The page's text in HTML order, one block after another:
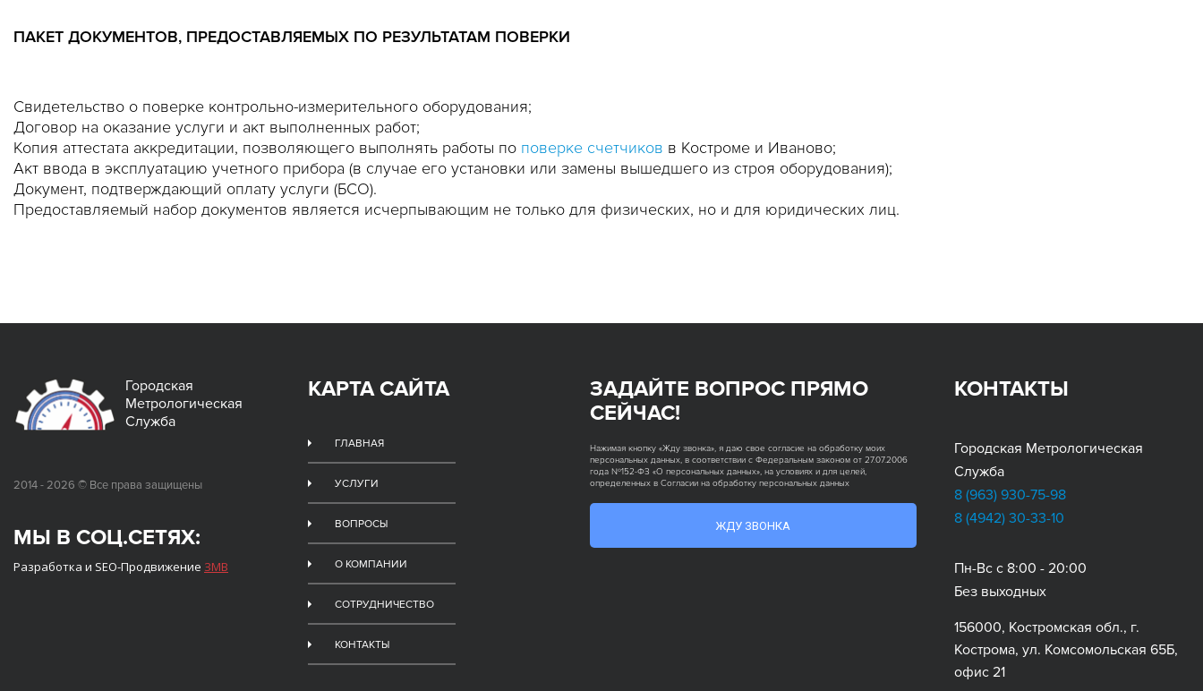
ПАКЕТ ДОКУМЕНТОВ, ПРЕДОСТАВЛЯЕМЫХ ПО РЕЗУЛЬТАТАМ ПОВЕРКИ
Свидетельство о поверке контрольно-измерительного оборудования;
Договор на оказание услуги и акт выполненных работ;
Копия аттестата аккредитации, позволяющего выполнять работы по поверке счетчиков в Костроме и Иваново;
Акт ввода в эксплуатацию учетного прибора (в случае его установки или замены вышедшего из строя оборудования);
Документ, подтверждающий оплату услуги (БСО).
Предоставляемый набор документов является исчерпывающим не только для физических, но и для юридических лиц.
Городская
Метрологическая
Служба
2014 - 2026 © Все права защищены
МЫ В СОЦ.СЕТЯХ:
Разработка и SEO-Продвижение ЗМВ
КАРТА САЙТА
ГЛАВНАЯ
УСЛУГИ
ВОПРОСЫ
О КОМПАНИИ
СОТРУДНИЧЕСТВО
КОНТАКТЫ
ЗАДАЙТЕ ВОПРОС ПРЯМО
СЕЙЧАС!
Нажимая кнопку «Жду звонка», я даю свое согласие на обработку моих
персональных данных, в соответствии с Федеральным законом от 27.07.2006
года №152-ФЗ «О персональных данных», на условиях и для целей,
определенных в Согласии на обработку персональных данных
ЖДУ ЗВОНКА
КОНТАКТЫ
Городская Метрологическая
Служба
8 (963) 930-75-98
8 (4942) 30-33-10
Пн-Вс с 8:00 - 20:00
Без выходных
156000, Костромская обл., г.
Кострома, ул. Комсомольская 65Б,
офис 21